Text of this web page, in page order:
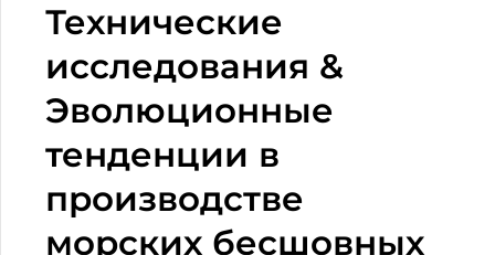
Технические
исследования &
Эволюционные
тенденции в
производстве
морских бесшовных